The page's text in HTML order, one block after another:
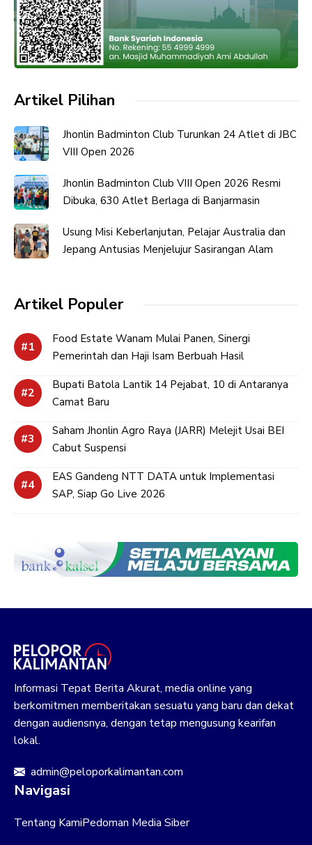
Artikel Pilihan
Jhonlin Badminton Club Turunkan 24 Atlet di JBC
VIII Open 2026
Jhonlin Badminton Club VIII Open 2026 Resmi
Dibuka, 630 Atlet Berlaga di Banjarmasin
Usung Misi Keberlanjutan, Pelajar Australia dan
Jepang Antusias Menjelujur Sasirangan Alam
Artikel Populer
Food Estate Wanam Mulai Panen, Sinergi
Pemerintah dan Haji Isam Berbuah Hasil
Bupati Batola Lantik 14 Pejabat, 10 di Antaranya
Camat Baru
Saham Jhonlin Agro Raya (JARR) Melejit Usai BEI
Cabut Suspensi
EAS Gandeng NTT DATA untuk Implementasi
SAP, Siap Go Live 2026
Informasi Tepat Berita Akurat, media online yang
berkomitmen memberitakan sesuatu yang baru dan dekat
dengan audiensnya, dengan tetap mengusung kearifan
lokal.
admin@peloporkalimantan.com
Navigasi
Tentang KamiPedoman Media Siber